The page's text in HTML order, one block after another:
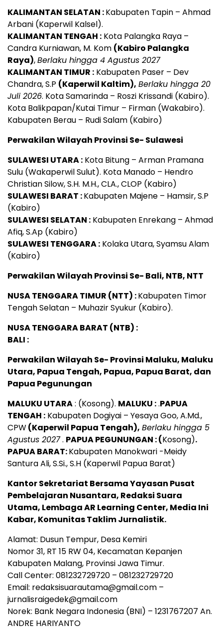
KALIMANTAN SELATAN :Kabupaten Tapin – Ahmad
Arbani (Kaperwil Kalsel).
KALIMANTAN TENGAH : Kota Palangka Raya –
Candra Kurniawan, M. Kom (Kabiro Palangka
Raya),Berlaku hingga 4 Agustus 2027
KALIMANTAN TIMUR : Kabupaten Paser – Dev
Chandra, S.P (Kaperwil Kaltim), Berlaku hingga 20
Juli 2026. Kota Samarinda – Roszi Krissandi (Kabiro).
Kota Balikpapan/Kutai Timur – Firman (Wakabiro).
Kabupaten Berau – Rudi Salam (Kabiro)
Perwakilan Wilayah Provinsi Se- Sulawesi
SULAWESI UTARA : Kota Bitung – Arman Pramana
Sulu (Wakaperwil Sulut). Kota Manado – Hendro
Christian Silow, S.H. M.H., CLA., CLOP (Kabiro)
SULAWESI BARAT :Kabupaten Majene – Hamsir, S.P
(Kabiro)
SULAWESI SELATAN : Kabupaten Enrekang – Ahmad
Afiq, S.Ap (Kabiro)
SULAWESI TENGGARA : Kolaka Utara, Syamsu Alam
(Kabiro)
Perwakilan Wilayah Provinsi Se- Bali, NTB, NTT
NUSA TENGGARA TIMUR (NTT) :Kabupaten Timor
Tengah Selatan – Muhazir Syukur (Kabiro).
NUSA TENGGARA BARAT (NTB) :
BALI :
Perwakilan Wilayah Se- Provinsi Maluku, Maluku
Utara, Papua Tengah, Papua, Papua Barat, dan
Papua Pegunungan
MALUKU UTARA: (Kosong). MALUKU :.PAPUA
TENGAH : Kabupaten Dogiyai – Yesaya Goo, A.Md.,
CPW(Kaperwil Papua Tengah), Berlaku hingga 5
Agustus 2027. PAPUA PEGUNUNGAN : (Kosong).
PAPUA BARAT:Kabupaten Manokwari -Meidy
Santura Ali, S.Si., S.H (Kaperwil Papua Barat)
Kantor Sekretariat Bersama Yayasan Pusat
Pembelajaran Nusantara, Redaksi Suara
Utama, Lembaga AR Learning Center, Media Ini
Kabar, Komunitas Taklim Jurnalistik.
Alamat: Dusun Tempur, Desa Kemiri
Nomor 31, RT 15 RW 04, Kecamatan Kepanjen
Kabupaten Malang, Provinsi Jawa Timur.
Call Center: 081232729720 – 081232729720
Email: redaksisuarautama@gmail.com –
jurnalisraigedek@gmail.com
Norek: Bank Negara Indonesia (BNI) – 1231767207 An.
ANDRE HARIYANTO